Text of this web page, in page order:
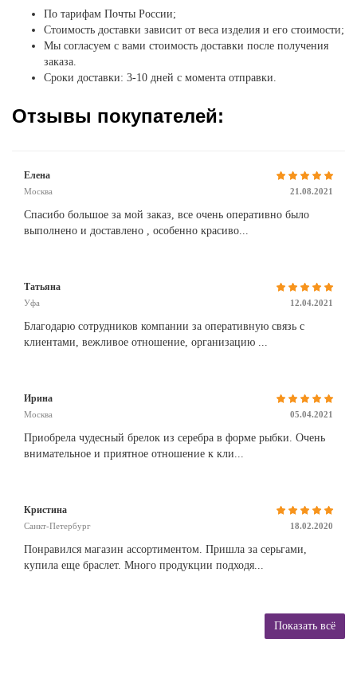
По тарифам Почты России;
Стоимость доставки зависит от веса изделия и его стоимости;
Мы согласуем с вами стоимость доставки после получения
заказа.
Сроки доставки: 3-10 дней с момента отправки.
Отзывы покупателей:
Елена
Москва 21.08.2021
Спасибо большое за мой заказ, все очень оперативно было
выполнено и доставлено , особенно красиво...
Татьяна
Уфа 12.04.2021
Благодарю сотрудников компании за оперативную связь с
клиентами, вежливое отношение, организацию ...
Ирина
Москва 05.04.2021
Приобрела чудесный брелок из серебра в форме рыбки. Очень
внимательное и приятное отношение к кли...
Кристина
Санкт-Петербург 18.02.2020
Понравился магазин ассортиментом. Пришла за серьгами,
купила еще браслет. Много продукции подходя...
Показать всё